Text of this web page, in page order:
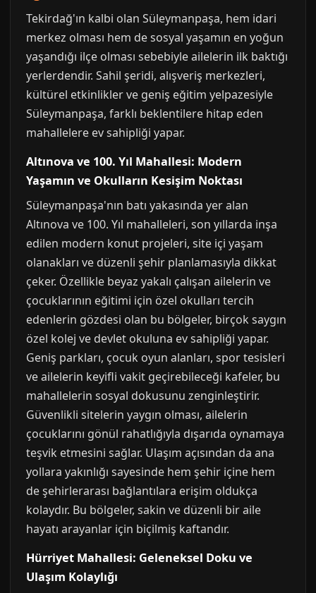
Tekirdağ'ın kalbi olan Süleymanpaşa, hem idari
merkez olması hem de sosyal yaşamın en yoğun
yaşandığı ilçe olması sebebiyle ailelerin ilk baktığı
yerlerdendir. Sahil şeridi, alışveriş merkezleri,
kültürel etkinlikler ve geniş eğitim yelpazesiyle
Süleymanpaşa, farklı beklentilere hitap eden
mahallelere ev sahipliği yapar.
Altınova ve 100. Yıl Mahallesi: Modern
Yaşamın ve Okulların Kesişim Noktası
Süleymanpaşa'nın batı yakasında yer alan
Altınova ve 100. Yıl mahalleleri, son yıllarda inşa
edilen modern konut projeleri, site içi yaşam
olanakları ve düzenli şehir planlamasıyla dikkat
çeker. Özellikle beyaz yakalı çalışan ailelerin ve
çocuklarının eğitimi için özel okulları tercih
edenlerin gözdesi olan bu bölgeler, birçok saygın
özel kolej ve devlet okuluna ev sahipliği yapar.
Geniş parkları, çocuk oyun alanları, spor tesisleri
ve ailelerin keyifli vakit geçirebileceği kafeler, bu
mahallelerin sosyal dokusunu zenginleştirir.
Güvenlikli sitelerin yaygın olması, ailelerin
çocuklarını gönül rahatlığıyla dışarıda oynamaya
teşvik etmesini sağlar. Ulaşım açısından da ana
yollara yakınlığı sayesinde hem şehir içine hem
de şehirlerarası bağlantılara erişim oldukça
kolaydır. Bu bölgeler, sakin ve düzenli bir aile
hayatı arayanlar için biçilmiş kaftandır.
Hürriyet Mahallesi: Geleneksel Doku ve
Ulaşım Kolaylığı